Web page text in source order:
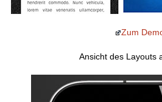
Zum
Ansicht des Layouts